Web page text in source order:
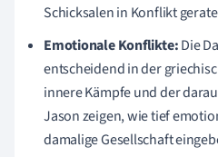
Schicksalen in Konflikt
Emotionale Konflikte:Die
entscheidend in der
innere Kämpfe und der
Jason zeigen, wie tief
damalige Gesellschaft